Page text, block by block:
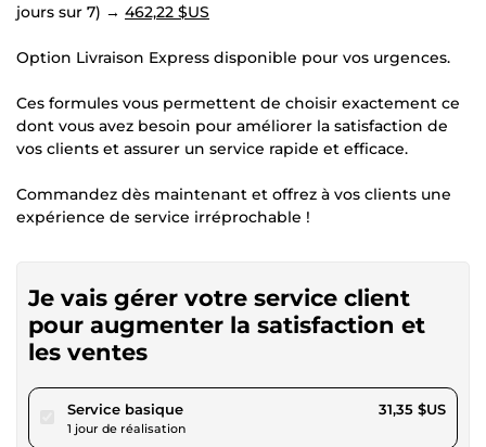
jours sur 7) → 462,22 $US
Option Livraison Express disponible pour vos urgences.
Ces formules vous permettent de choisir exactement ce
dont vous avez besoin pour améliorer la satisfaction de
vos clients et assurer un service rapide et efficace.
Commandez dès maintenant et offrez à vos clients une
expérience de service irréprochable !
Je vais gérer votre service client
pour augmenter la satisfaction et
les ventes
Service basiquepour 28,89 $US
1 jour de réalisation
31,35 $US